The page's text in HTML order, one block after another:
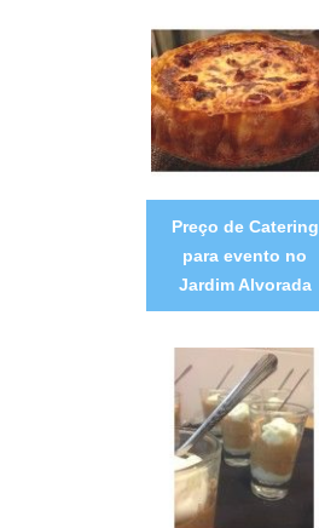
Preço de Catering
para evento no
Jardim Alvorada